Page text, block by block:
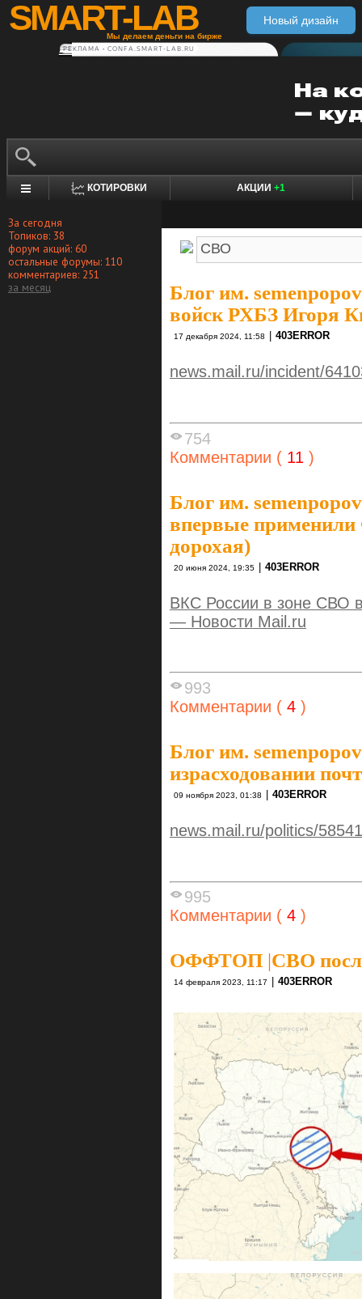
SMART-LAB
Мы делаем деньги на бирже
Новый дизайн
РЕКЛАМА • CONFA.SMART-LAB.RU
КОТИРОВКИ АКЦИИ +1
За сегодня
Топиков: 38
форум акций: 60
остальные форумы: 110
комментариев: 251
за месяц
Блог им.
войск РХБЗ Игоря
17 декабря 2024, 11:58 403ERROR
news.mail.ru/incident/
754
Комментарии ( 11 )
Блог им.
впервые
дорохая)
20 июня 2024, 19:35 | 403ERROR
ВКС России в зоне СВО
— Новости Mail.ru
993
Комментарии ( 4 )
Блог им.
израсходовании
09 ноября 2023, 01:38 403ERROR
news.mail.ru/politics/
995
Комментарии ( 4 )
ОФФТОП |СВО
14 февраля 2023, 11:17 403ERROR